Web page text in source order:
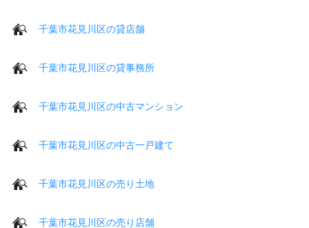
千葉市花見川区の貸店舗
千葉市花見川区の貸事務所
千葉市花見川区の中古マンション
千葉市花見川区の中古一戸建て
千葉市花見川区の売り土地
千葉市花見川区の売り店舗